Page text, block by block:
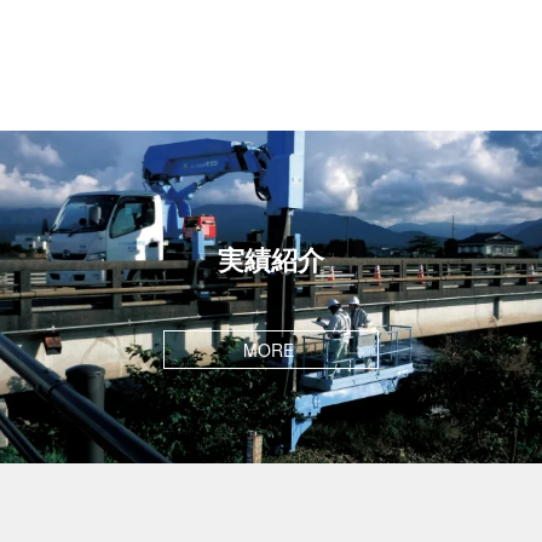
実績紹介
MORE